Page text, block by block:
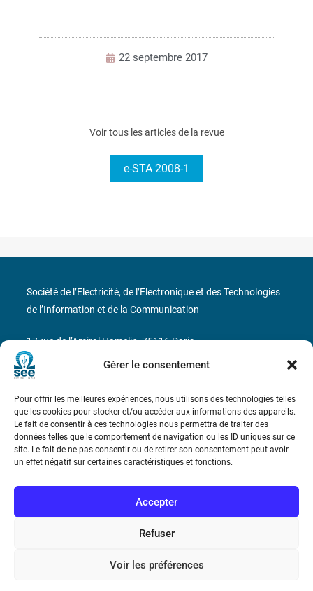
Gérer le consentement
Pour offrir les meilleures expériences, nous utilisons des technologies telles
que les cookies pour stocker et/ou accéder aux informations des appareils.
Le fait de consentir à ces technologies nous permettra de traiter des
données telles que le comportement de navigation ou les ID uniques sur ce
site. Le fait de ne pas consentir ou de retirer son consentement peut avoir
un effet négatif sur certaines caractéristiques et fonctions.
Accepter
Refuser
Voir les préférences
22 septembre 2017
Voir tous les articles de la revue
e-STA 2008-1
Bicentenaire des découvertes d’André-
Conditions Générales de Vente
Société de l’Electricité, de l’Electronique et des Technologies
de l’Information et de la Communication
17 rue de l’Amiral Hamelin75116 Paris
Métro : « Boissière » Ligne 6 et « Iéna » Ligne 9
Téléphone : (+33) 1 56 90 37 17
N° de SIREN : 785 393 232, Code APE : 9412Z TVA intra-
communautaire : FR44 785 393 232